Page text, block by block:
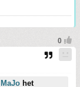
MaJo het